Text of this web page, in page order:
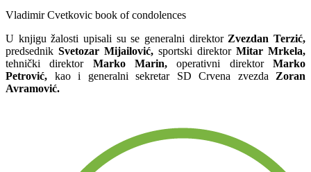
Vladimir Cvetkovic book of condolences
U knjigu žalosti upisali su se generalni direktor Zvezdan Terzić,
predsednik Svetozar Mijailović, sportski direktor Mitar Mrkela,
tehnički direktor Marko Marin, operativni direktorMarko
Petrović, kao i generalni sekretar SD Crvena zvezda Zoran
Avramović.